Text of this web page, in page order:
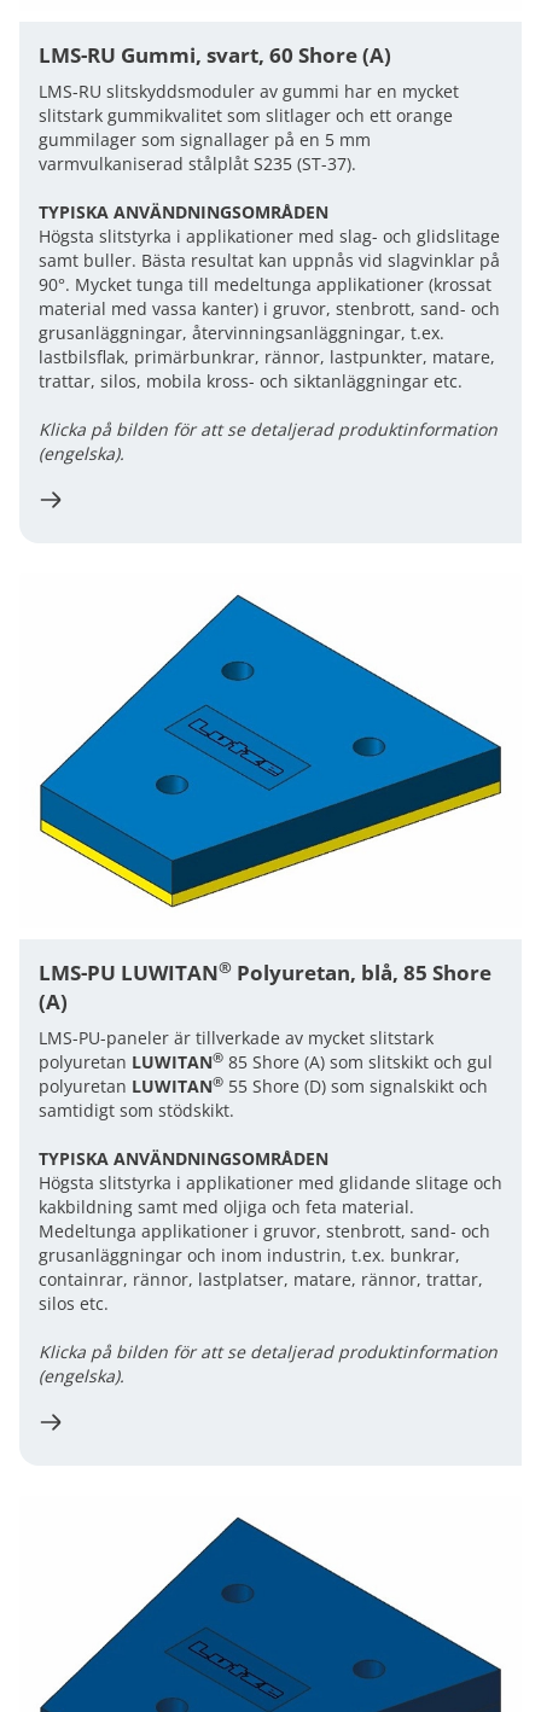
LMS-RU Gummi, svart, 60 Shore (A)
LMS-RU slitskyddsmoduler av gummi har en mycket
slitstark gummikvalitet som slitlager och ett orange
gummilager som signallager på en 5 mm
varmvulkaniserad stålplåt S235 (ST-37).
TYPISKA ANVÄNDNINGSOMRÅDEN
Högsta slitstyrka i applikationer med slag- och glidslitage
samt buller. Bästa resultat kan uppnås vid slagvinklar på
90°. Mycket tunga till medeltunga applikationer (krossat
material med vassa kanter) i gruvor, stenbrott, sand- och
grusanläggningar, återvinningsanläggningar, t.ex.
lastbilsflak, primärbunkrar, rännor, lastpunkter, matare,
trattar, silos, mobila kross- och siktanläggningar etc.
Klicka på bilden för att se detaljerad produktinformation
(engelska).
LMS-PU LUWITAN® Polyuretan, blå, 85 Shore
(A)
LMS-PU-paneler är tillverkade av mycket slitstark
polyuretan LUWITAN® 85 Shore (A) som slitskikt och gul
polyuretan LUWITAN® 55 Shore (D) som signalskikt och
samtidigt som stödskikt.
TYPISKA ANVÄNDNINGSOMRÅDEN
Högsta slitstyrka i applikationer med glidande slitage och
kakbildning samt med oljiga och feta material.
Medeltunga applikationer i gruvor, stenbrott, sand- och
grusanläggningar och inom industrin, t.ex. bunkrar,
containrar, rännor, lastplatser, matare, rännor, trattar,
silos etc.
Klicka på bilden för att se detaljerad produktinformation
(engelska).